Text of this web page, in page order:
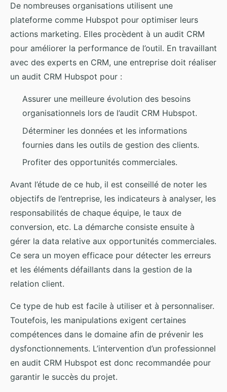
De nombreuses organisations utilisent une
plateforme comme Hubspot pour optimiser leurs
actions marketing. Elles procèdent à un audit CRM
pour améliorer la performance de l’outil. En travaillant
avec des experts en CRM, une entreprise doit réaliser
un audit CRM Hubspot pour :
Assurer une meilleure évolution des besoins
organisationnels lors de l’audit CRM Hubspot.
Déterminer les données et les informations
fournies dans les outils de gestion des clients.
Profiter des opportunités commerciales.
Avant l’étude de ce hub, il est conseillé de noter les
objectifs de l’entreprise, les indicateurs à analyser, les
responsabilités de chaque équipe, le taux de
conversion, etc. La démarche consiste ensuite à
gérer la data relative aux opportunités commerciales.
Ce sera un moyen efficace pour détecter les erreurs
et les éléments défaillants dans la gestion de la
relation client.
Ce type de hub est facile à utiliser et à personnaliser.
Toutefois, les manipulations exigent certaines
compétences dans le domaine afin de prévenir les
dysfonctionnements. L’intervention d’un professionnel
en audit CRM Hubspot est donc recommandée pour
garantir le succès du projet.